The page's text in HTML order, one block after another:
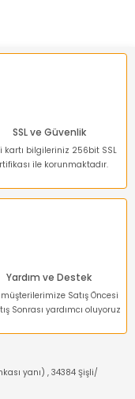
SSL ve Güvenlik
kartı bilgileriniz 256bit SSL
ile korunmaktadır.
Yardım ve Destek
Satış Öncesi
Sonrası yardımcı oluyoruz
yanı) , 34384 Şişli/